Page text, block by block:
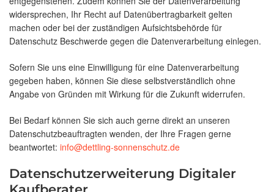
widersprechen, Ihr Recht auf Datenübertragbarkeit gelten
machen oder bei der zuständigen Aufsichtsbehörde für
Datenschutz Beschwerde gegen die Datenverarbeitung einlegen.
Sofern Sie uns eine Einwilligung für eine Datenverarbeitung
gegeben haben, können Sie diese selbstverständlich ohne
Angabe von Gründen mit Wirkung für die Zukunft widerrufen.
Bei Bedarf können Sie sich auch gerne direkt an unseren
Datenschutzbeauftragten wenden, der Ihre Fragen gerne
beantwortet: info@dettling-sonnenschutz.de
Datenschutzerweiterung Digitaler